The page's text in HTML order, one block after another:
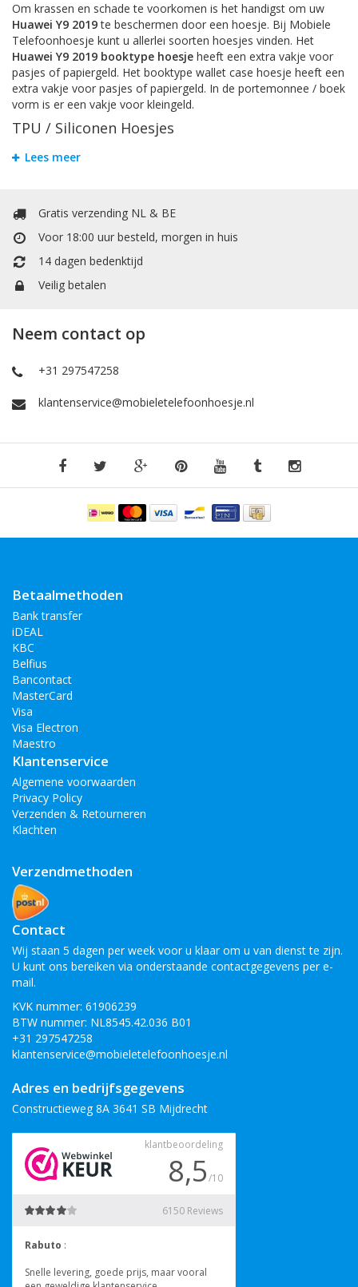
Om krassen en schade te voorkomen is het handigst om uw
Huawei Y9 2019te beschermen door een hoesje. Bij Mobiele
Telefoonhoesje kunt u allerlei soorten hoesjes vinden. Het
Huawei Y9 2019 booktype hoesje heeft een extra vakje voor
pasjes of papiergeld. Het booktype wallet case hoesje heeft een
extra vakje voor pasjes of papiergeld. In de portemonnee / boek
vorm is er een vakje voor kleingeld.
TPU / Siliconen Hoesjes
TPU is een materiaal dat gemaakt is van hard plastic en zachte
Accessoires
Hier vind uw accessoires zoals Selfie-Stick om mooie foto's te
maken met uw vrienden en familie, een extra kabel om uw
telefoon op te laden of files transfer en screen protectors om
tegen krassen te beschermen of valschade te minimaliseren van
uw
Huawei Y9 2019
De verzendkosten en transactie kosten zijn gratis binnen
dan vandaag verzonden, morgen in huis. Ook heeft u recht op
Webshop van de nieuwste mobieltelefoonhoesjes. Wij hebben
accessoires. Onze producten zijn hoog kwaliteit en direct uit
voorraad leverbaar.
Bekijk ook:
Huawei P10 Plus
Huawei Mate 20 Pro
Huawei P10 Lite
Lees meer
Gratis verzending NL & BE
Voor 18:00 uur besteld, morgen in huis
14 dagen bedenktijd
Veilig betalen
Neem contact op
+31 297547258
klantenservice@mobieletelefoonhoesje.nl
Betaalmethoden
Bank transfer
iDEAL
KBC
Belfius
Bancontact
MasterCard
Visa
Visa Electron
Maestro
Klantenservice
Algemene voorwaarden
Privacy Policy
Verzenden & Retourneren
Klachten
Verzendmethoden
Contact
Wij staan 5 dagen per week voor u klaar om u van dienst te zijn.
U kunt ons bereiken via onderstaande contactgegevens per e-
mail.
KVK nummer: 61906239
BTW nummer: NL8545.42.036 B01
+31 297547258
klantenservice@mobieletelefoonhoesje.nl
Adres en bedrijfsgegevens
Constructieweg 8A 3641 SB Mijdrecht